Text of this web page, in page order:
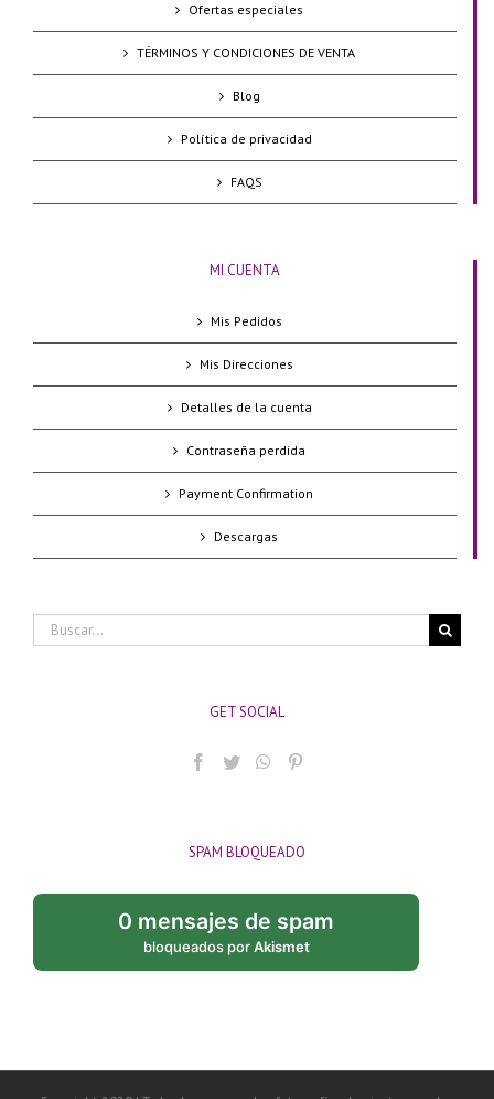
Ofertas especiales
TÉRMINOS Y CONDICIONES DE VENTA
Blog
Política de privacidad
FAQS
MI CUENTA
Mis Pedidos
Mis Direcciones
Detalles de la cuenta
Contraseña perdida
Payment Confirmation
Descargas
Buscar:
GET SOCIAL
SPAM BLOQUEADO
0 mensajes de spam
bloqueados porAkismet